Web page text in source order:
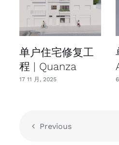
单户住宅修复工
程 | Quanza
17 11 月, 2025
Previous